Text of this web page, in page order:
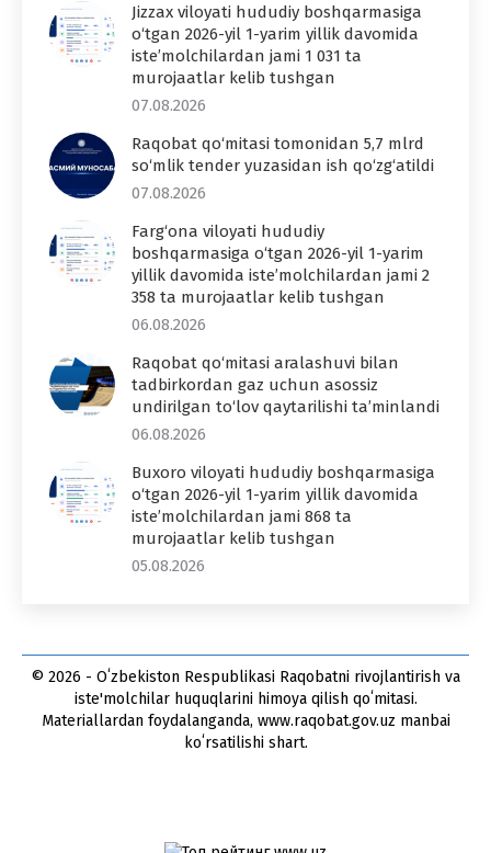
Jizzax viloyati hududiy boshqarmasiga
o‘tgan 2026-yil 1-yarim yillik davomida
iste’molchilardan jami 1 031 ta
murojaatlar kelib tushgan
07.08.2026
Raqobat qo‘mitasi tomonidan 5,7 mlrd
so‘mlik tender yuzasidan ish qo‘zg‘atildi
07.08.2026
Farg‘ona viloyati hududiy
boshqarmasiga o‘tgan 2026-yil 1-yarim
yillik davomida iste’molchilardan jami 2
358 ta murojaatlar kelib tushgan
06.08.2026
Raqobat qo‘mitasi aralashuvi bilan
tadbirkordan gaz uchun asossiz
undirilgan to‘lov qaytarilishi ta’minlandi
06.08.2026
Buxoro viloyati hududiy boshqarmasiga
o‘tgan 2026-yil 1-yarim yillik davomida
iste’molchilardan jami 868 ta
murojaatlar kelib tushgan
05.08.2026
© 2026 - Oʻzbekiston Respublikasi Raqobatni rivojlantirish va
iste'molchilar huquqlarini himoya qilish qoʻmitasi.
Materiallardan foydalanganda, www.raqobat.gov.uz manbai
koʻrsatilishi shart.